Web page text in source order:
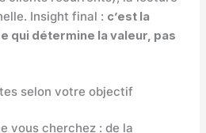
Insight final : c’est la
qui détermine la valeur, pas
selon votre objectif
vous cherchez : de la